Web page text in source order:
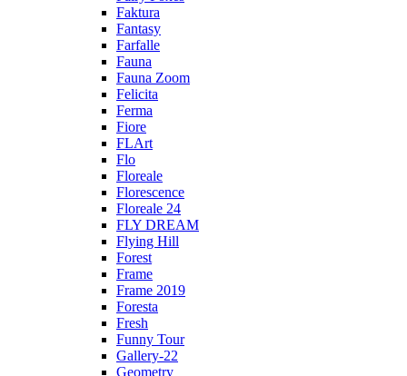
Faktura
Fantasy
Farfalle
Fauna
Fauna Zoom
Felicita
Ferma
Fiore
FLArt
Flo
Floreale
Florescence
Floreale 24
FLY DREAM
Flying Hill
Forest
Frame
Frame 2019
Foresta
Fresh
Funny Tour
Gallery-22
Geometry